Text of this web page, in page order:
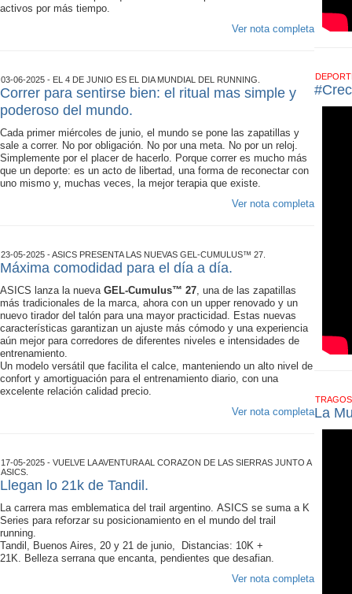
activos por más tiempo.
Ver nota completa
03-06-2025 - EL 4 DE JUNIO ES EL DIA MUNDIAL DEL RUNNING.
Correr para sentirse bien: el ritual mas simple y
poderoso del mundo.
Cada primer miércoles de junio, el mundo se pone las zapatillas y
sale a correr. No por obligación. No por una meta. No por un reloj.
Simplemente por el placer de hacerlo. Porque correr es mucho más
que un deporte: es un acto de libertad, una forma de reconectar con
uno mismo y, muchas veces, la mejor terapia que existe.
Ver nota completa
23-05-2025 - ASICS PRESENTA LAS NUEVAS GEL-CUMULUS™ 27.
Máxima comodidad para el día a día.
ASICS lanza la nueva GEL-Cumulus™ 27, una de las zapatillas
más tradicionales de la marca, ahora con un upper renovado y un
nuevo tirador del talón para una mayor practicidad. Estas nuevas
características garantizan un ajuste más cómodo y una experiencia
aún mejor para corredores de diferentes niveles e intensidades de
entrenamiento.
Un modelo versátil que facilita el calce, manteniendo un alto nivel de
confort y amortiguación para el entrenamiento diario, con una
excelente relación calidad precio.
Ver nota completa
17-05-2025 - VUELVE LA AVENTURA AL CORAZON DE LAS SIERRAS JUNTO A
ASICS.
Llegan lo 21k de Tandil.
La carrera mas emblematica del trail argentino. ASICS se suma a K
Series para reforzar su posicionamiento en el mundo del trail
running.
Tandil, Buenos Aires, 20 y 21 de junio, Distancias: 10K +
21K. Belleza serrana que encanta, pendientes que desafian.
Ver nota completa
La